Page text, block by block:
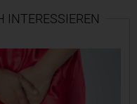
INTERESSIEREN